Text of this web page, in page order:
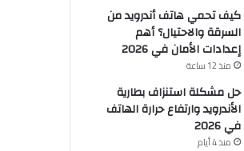
كيف تحمي هاتف أندرويد من
السرقة والاحتيال؟ أهم
إعدادات الأمان في 2026
منذ 12 ساعة
حل مشكلة استنزاف بطارية
الأندرويد وارتفاع حرارة الهاتف
في 2026
منذ 4 أيام